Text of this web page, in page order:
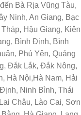
Bà Rịa Vũng Tàu,
Ninh, An Giang, Bạc
Hậu Giang, Kiên
Bình Định, Bình
Phú Yên, Quảng
Đắk Lắk, Đắk Nông,
Hà Nội,Hà Nam, Hải
Ninh Bình, Thái
Châu, Lào Cai, Sơn